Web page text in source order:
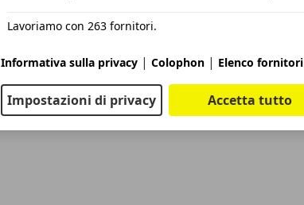
Lavoriamo con 263 fornitori.
Informativa sulla privacy | Colophon | Elenco fornitori
Impostazioni di privacy Accetta tutto